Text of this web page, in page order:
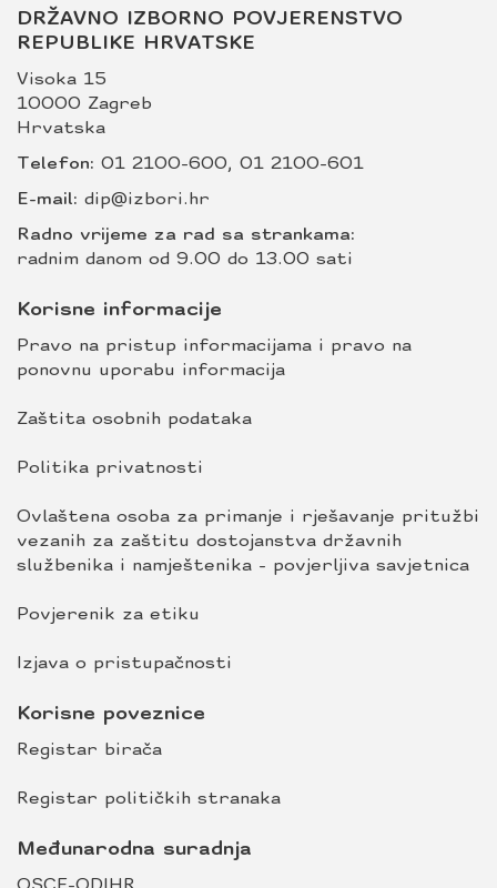
DRŽAVNO IZBORNO POVJERENSTVO
REPUBLIKE HRVATSKE
Visoka 15
10000 Zagreb
Hrvatska
Telefon: 01 2100-600, 01 2100-601
E-mail: dip@izbori.hr
Radno vrijeme za rad sa strankama:
radnim danom od 9.00 do 13.00 sati
Korisne informacije
Pravo na pristup informacijama i pravo na
ponovnu uporabu informacija
Zaštita osobnih podataka
Politika privatnosti
Ovlaštena osoba za primanje i rješavanje pritužbi
vezanih za zaštitu dostojanstva državnih
službenika i namještenika - povjerljiva savjetnica
Povjerenik za etiku
Izjava o pristupačnosti
Korisne poveznice
Registar birača
Registar političkih stranaka
Međunarodna suradnja